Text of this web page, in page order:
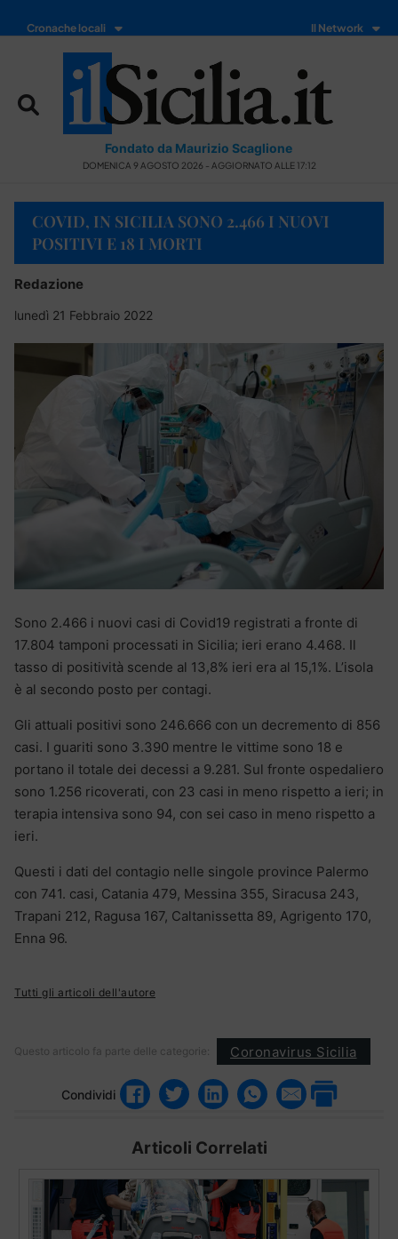
Cronache locali Il Network
Fondato da Maurizio Scaglione
DOMENICA 9 AGOSTO 2026 - AGGIORNATO ALLE 17:12
COVID, IN SICILIA SONO 2.466 I NUOVI
POSITIVI E 18 I MORTI
Redazione
lunedì 21 Febbraio 2022
Sono 2.466 i nuovi casi di Covid19 registrati a fronte di
17.804 tamponi processati in Sicilia; ieri erano 4.468. Il
tasso di positività scende al 13,8% ieri era al 15,1%. L’isola
è al secondo posto per contagi.
Gli attuali positivi sono 246.666 con un decremento di 856
casi. I guariti sono 3.390 mentre le vittime sono 18 e
portano il totale dei decessi a 9.281. Sul fronte ospedaliero
sono 1.256 ricoverati, con 23 casi in meno rispetto a ieri; in
terapia intensiva sono 94, con sei caso in meno rispetto a
ieri.
Questi i dati del contagio nelle singole province Palermo
con 741. casi, Catania 479, Messina 355, Siracusa 243,
Trapani 212, Ragusa 167, Caltanissetta 89, Agrigento 170,
Enna 96.
Tutti gli articoli dell'autore
Questo articolo fa parte delle categorie: Coronavirus Sicilia
Condividi
Articoli Correlati